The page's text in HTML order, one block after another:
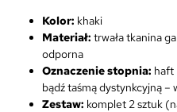
Kolor: khaki
Materiał: trwała tkanina
odporna
Oznaczenie stopnia: haft
bądź taśmą dystynkcyjną –
Zestaw: komplet 2 sztuk